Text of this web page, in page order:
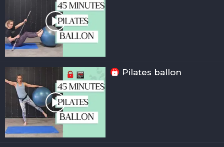
Pilates ballon